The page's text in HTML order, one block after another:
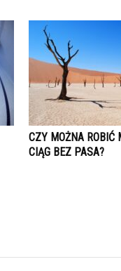
CZY MOŻNA ROBIĆ
CIĄG BEZ PASA?